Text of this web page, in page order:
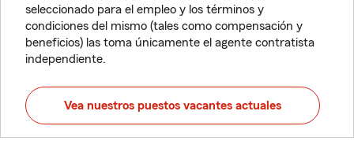
seleccionado para el empleo y los términos y
condiciones del mismo (tales como compensación y
beneficios) las toma únicamente el agente contratista
independiente.
Vea nuestros puestos vacantes actuales